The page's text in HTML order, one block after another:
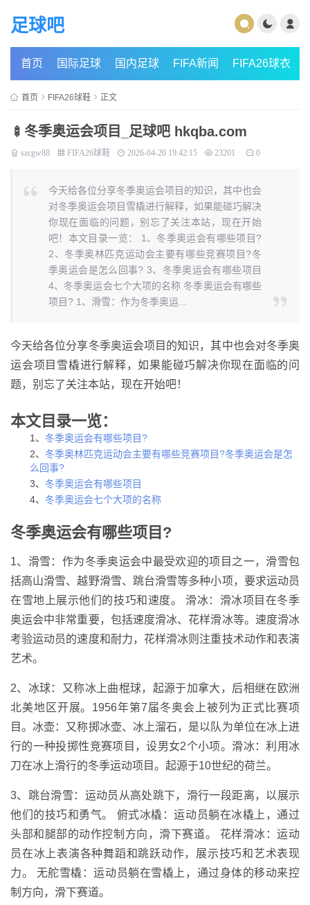
足球吧
首页 国际足球 国内足球 FIFA新闻 FIFA26球衣
首页 FIFA26球鞋 正文
🍢冬季奥运会项目_足球吧 hkqba.com
szcgw88 FIFA26球鞋 2026-04-20 19:42:15 23201 0
今天给各位分享冬季奥运会项目的知识，其中也会
对冬季奥运会项目雪橇进行解释，如果能碰巧解决
你现在面临的问题，别忘了关注本站，现在开始
吧！本文目录一览： 1、冬季奥运会有哪些项目?
2、冬季奥林匹克运动会主要有哪些竞赛项目?冬
季奥运会是怎么回事? 3、冬季奥运会有哪些项目
4、冬季奥运会七个大项的名称 冬季奥运会有哪些
项目? 1、滑雪：作为冬季奥运...
今天给各位分享冬季奥运会项目的知识，其中也会对冬季奥
运会项目雪橇进行解释，如果能碰巧解决你现在面临的问
题，别忘了关注本站，现在开始吧！
本文目录一览：
1、 冬季奥运会有哪些项目?
2、 冬季奥林匹克运动会主要有哪些竞赛项目?冬季奥运会是怎
么回事?
3、 冬季奥运会有哪些项目
4、 冬季奥运会七个大项的名称
冬季奥运会有哪些项目?
1、滑雪：作为冬季奥运会中最受欢迎的项目之一，滑雪包
括高山滑雪、越野滑雪、跳台滑雪等多种小项，要求运动员
在雪地上展示他们的技巧和速度。 滑冰：滑冰项目在冬季
奥运会中非常重要，包括速度滑冰、花样滑冰等。速度滑冰
考验运动员的速度和耐力，花样滑冰则注重技术动作和表演
艺术。
2、冰球：又称冰上曲棍球，起源于加拿大，后相继在欧洲
北美地区开展。1956年第7届冬奥会上被列为正式比赛项
目。冰壶：又称掷冰壶、冰上溜石，是以队为单位在冰上进
行的一种投掷性竞赛项目，设男女2个小项。滑冰：利用冰
刀在冰上滑行的冬季运动项目。起源于10世纪的荷兰。
3、跳台滑雪：运动员从高处跳下，滑行一段距离，以展示
他们的技巧和勇气。 俯式冰橇：运动员躺在冰橇上，通过
头部和腿部的动作控制方向，滑下赛道。 花样滑冰：运动
员在冰上表演各种舞蹈和跳跃动作，展示技巧和艺术表现
力。 无舵雪橇：运动员躺在雪橇上，通过身体的移动来控
制方向，滑下赛道。